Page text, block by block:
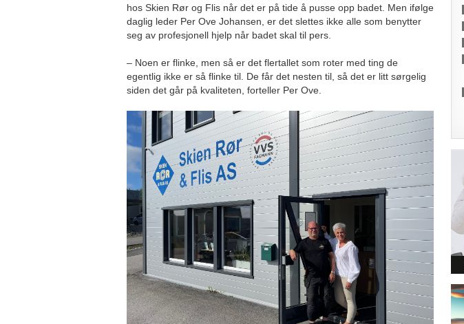
hos Skien Rør og Flis når det er på tide å pusse opp badet. Men ifølge
daglig leder Per Ove Johansen, er det slettes ikke alle som benytter
seg av profesjonell hjelp når badet skal til pers.
– Noen er flinke, men så er det flertallet som roter med ting de
egentlig ikke er så flinke til. De får det nesten til, så det er litt sørgelig
siden det går på kvaliteten, forteller Per Ove.